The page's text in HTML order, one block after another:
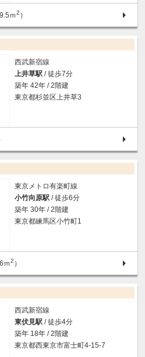
ｍ2 ）
西武新宿線
上井草駅 / 徒歩7分
築年 42年 / 2階建
東京都杉並区上井草3
東京メトロ有楽町線
小竹向原駅 / 徒歩6分
築年 30年 / 2階建
東京都練馬区小竹町1
ｍ2 ）
西武新宿線
東伏見駅 / 徒歩4分
築年 18年 / 2階建
東京都西東京市富士町4-15-7